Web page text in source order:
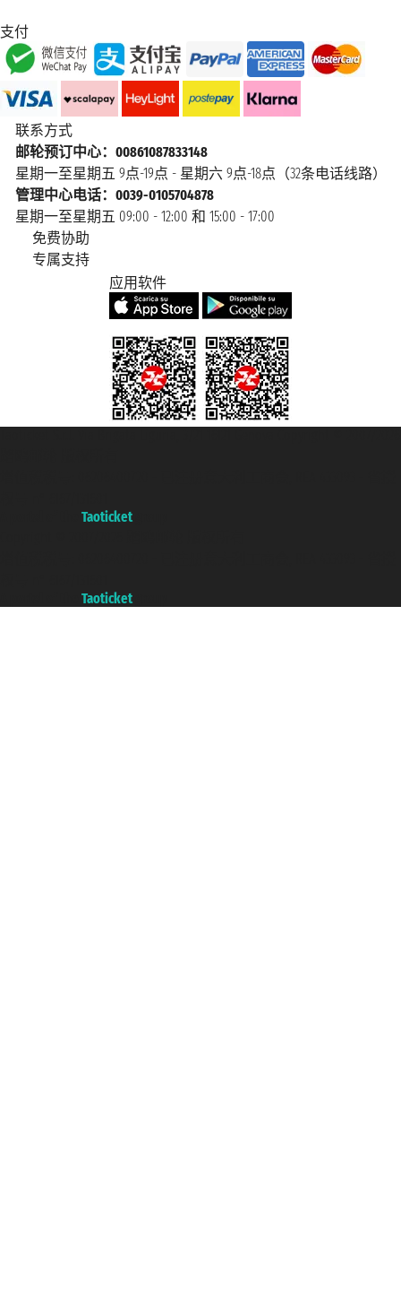
支付
联系方式
邮轮预订中心：00861087833148
星期一至星期五 9点-19点 - 星期六 9点-18点（32条电话线路）
管理中心电话：0039-0105704878
星期一至星期五 09:00 - 12:00 和 15:00 - 17:00
免费协助
专属支持
应用软件
Taoticket
Taoticket